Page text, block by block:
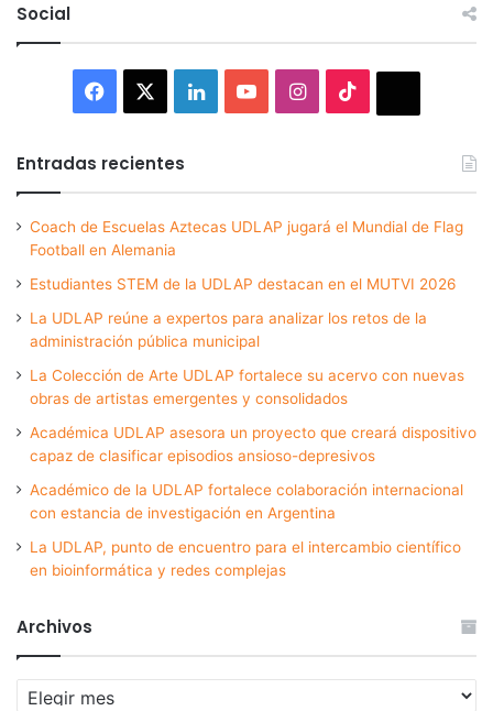
Social
Facebook LinkedInYouTubeInstagram
Entradas recientes
Coach de Escuelas Aztecas UDLAP jugará el Mundial de Flag
Football en Alemania
Estudiantes STEM de la UDLAP destacan en el MUTVI 2026
La UDLAP reúne a expertos para analizar los retos de la
administración pública municipal
La Colección de Arte UDLAP fortalece su acervo con nuevas
obras de artistas emergentes y consolidados
Académica UDLAP asesora un proyecto que creará dispositivo
capaz de clasificar episodios ansioso-depresivos
Académico de la UDLAP fortalece colaboración internacional
con estancia de investigación en Argentina
La UDLAP, punto de encuentro para el intercambio científico
en bioinformática y redes complejas
Archivos
Archivos